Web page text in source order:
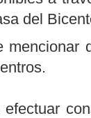
del
mencionar
efectuar